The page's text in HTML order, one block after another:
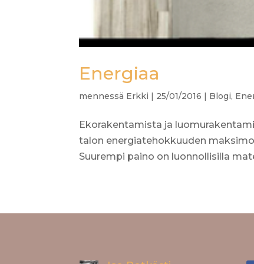
Energiaa
mennessä Erkki | 25/01/2016 | Blogi,
Ekorakentamista ja
talon energiatehokkuuden
Suurempi paino on luonnollisilla